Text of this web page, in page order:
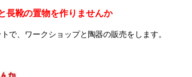
長靴の置物を作りませんか
で、 ワークショップと陶器の販売をします。